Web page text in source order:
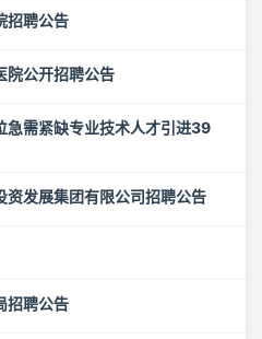
招聘公告
院公开招聘公告
急需紧缺专业技术人才引进39
资发展集团有限公司招聘公告
招聘公告